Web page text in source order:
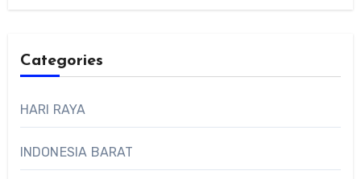
Categories
HARI RAYA
INDONESIA BARAT